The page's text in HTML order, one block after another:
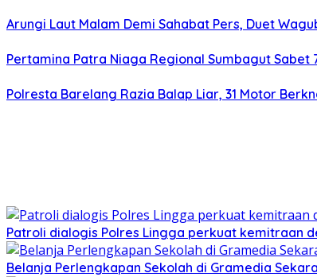
Arungi Laut Malam Demi Sahabat Pers, Duet
Pertamina Patra Niaga Regional Sumbagut
Polresta Barelang Razia Balap Liar, 31 Motor
Patroli dialogis Polres Lingga perkuat kemitraan
Belanja Perlengkapan Sekolah di Gramedia